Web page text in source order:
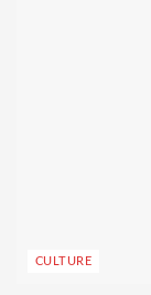
CULTURE